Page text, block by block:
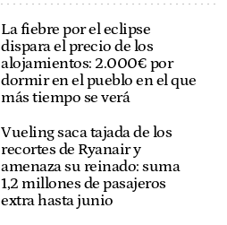
La fiebre por el eclipse
dispara el precio de los
alojamientos: 2.000€ por
dormir en el pueblo en el que
más tiempo se verá
Vueling saca tajada de los
recortes de Ryanair y
amenaza su reinado: suma
1,2 millones de pasajeros
extra hasta junio